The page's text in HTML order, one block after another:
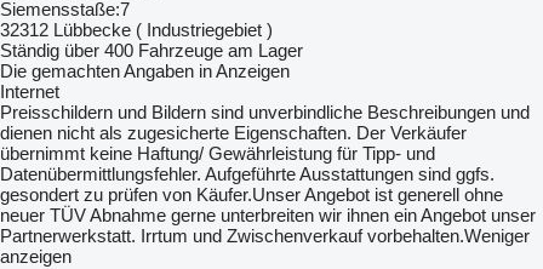
Siemensstaße:7
32312 Lübbecke ( Industriegebiet )
Ständig über 400 Fahrzeuge am Lager
Die gemachten Angaben in Anzeigen
Internet
Preisschildern und Bildern sind unverbindliche Beschreibungen und
dienen nicht als zugesicherte Eigenschaften. Der Verkäufer
übernimmt keine Haftung/ Gewährleistung für Tipp- und
Datenübermittlungsfehler. Aufgeführte Ausstattungen sind ggfs.
gesondert zu prüfen von Käufer.Unser Angebot ist generell ohne
neuer TÜV Abnahme gerne unterbreiten wir ihnen ein Angebot unser
Partnerwerkstatt. Irrtum und Zwischenverkauf vorbehalten.Weniger
anzeigen